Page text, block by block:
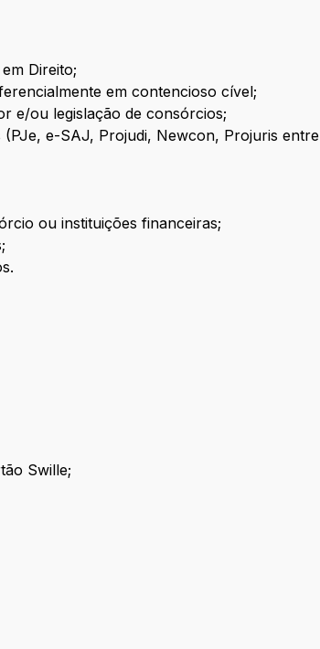
Direito;
em contencioso cível;
e/ou legislação de consórcios;
(PJe, e-SAJ, Projudi, Newcon, Projuris
ou instituições financeiras;
Swille;